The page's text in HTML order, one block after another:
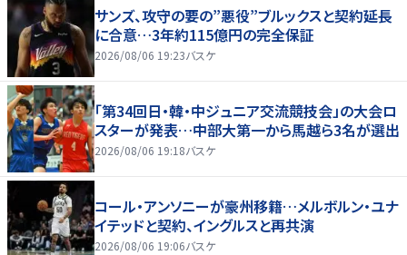
サンズ、攻守の要の”悪役”ブルックスと契約延長
に合意…3年約115億円の完全保証
2026/08/06 19:23バスケ
「第34回日・韓・中ジュニア交流競技会」の大会ロ
スターが発表…中部大第一から馬越ら3名が選出
2026/08/06 19:18バスケ
コール・アンソニーが豪州移籍…メルボルン・ユナ
イテッドと契約、イングルスと再共演
2026/08/06 19:06バスケ